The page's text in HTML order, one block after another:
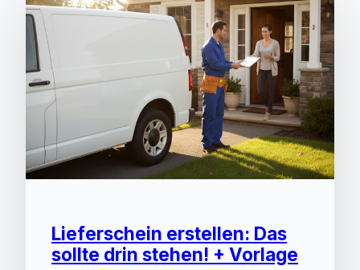
Lieferschein erstellen: Das
sollte drin stehen! + Vorlage